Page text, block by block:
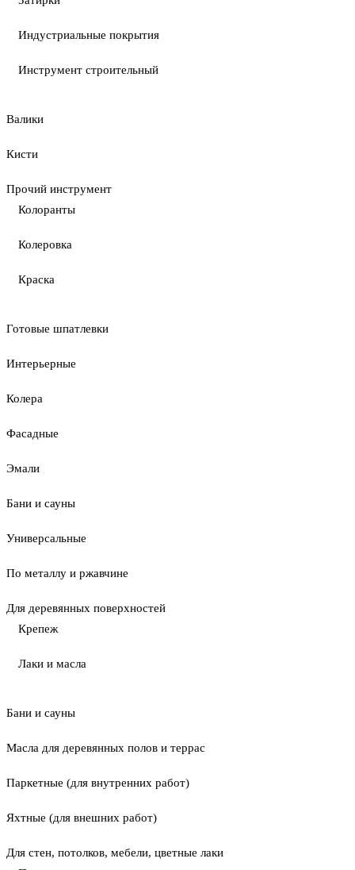
Индустриальные покрытия
Инструмент строительный
Валики
Кисти
Прочий инструмент
Колоранты
Колеровка
Краска
Готовые шпатлевки
Интерьерные
Колера
Фасадные
Эмали
Бани и сауны
Универсальные
По металлу и ржавчине
Для деревянных поверхностей
Крепеж
Лаки и масла
Бани и сауны
Масла для деревянных полов и террас
Паркетные (для внутренних работ)
Яхтные (для внешних работ)
Для стен, потолков, мебели, цветные лаки